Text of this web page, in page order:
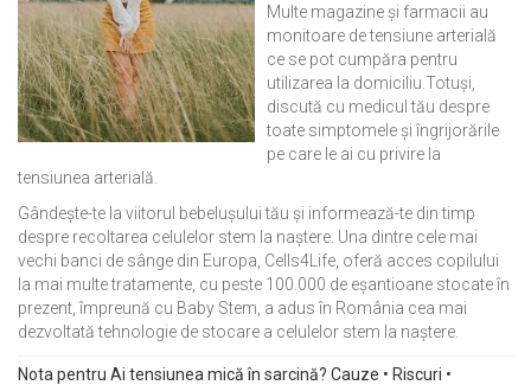
Multe magazine și farmacii au
monitoare de tensiune arterială
ce se pot cumpăra pentru
utilizarea la domiciliu.Totuși,
discută cu medicul tău despre
toate simptomele și îngrijorările
pe care le ai cu privire la
tensiunea arterială.
Gândește-te la viitorul bebelușului tău și informează-te din timp
despre recoltarea celulelor stem la naștere. Una dintre cele mai
vechi banci de sânge din Europa, Cells4Life, oferă acces copilului
la mai multe tratamente, cu peste 100.000 de eşantioane stocate în
prezent, împreună cu Baby Stem, a adus în România cea mai
dezvoltată tehnologie de stocare a celulelor stem la naștere.
Nota pentru Ai tensiunea mică în sarcină? Cauze • Riscuri •